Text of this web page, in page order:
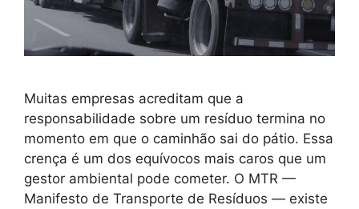
Muitas empresas acreditam que a
responsabilidade sobre um resíduo termina no
momento em que o caminhão sai do pátio. Essa
crença é um dos equívocos mais caros que um
gestor ambiental pode cometer. O MTR —
Manifesto de Transporte de Resíduos — existe